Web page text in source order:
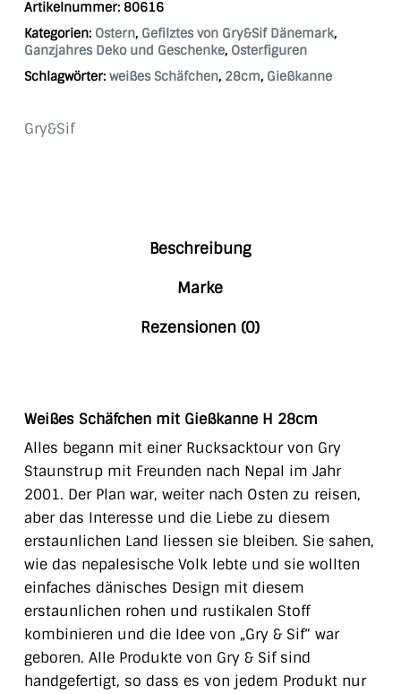
Artikelnummer: 80616
Kategorien: Ostern, Gefilztes von Gry&Sif Dänemark,
Ganzjahres Deko und Geschenke, Osterfiguren
Schlagwörter: weißes Schäfchen, 28cm, Gießkanne
Gry&Sif
Beschreibung
Marke
Rezensionen (0)
Weißes Schäfchen mit Gießkanne H 28cm
Alles begann mit einer Rucksacktour von Gry
Staunstrup mit Freunden nach Nepal im Jahr
2001. Der Plan war, weiter nach Osten zu reisen,
aber das Interesse und die Liebe zu diesem
erstaunlichen Land liessen sie bleiben. Sie sahen,
wie das nepalesische Volk lebte und sie wollten
einfaches dänisches Design mit diesem
erstaunlichen rohen und rustikalen Stoff
kombinieren und die Idee von „Gry & Sif“ war
geboren. Alle Produkte von Gry & Sif sind
handgefertigt, so dass es von jedem Produkt nur